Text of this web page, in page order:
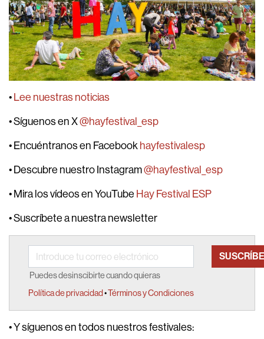
• Lee nuestras noticias
• Síguenos en X@hayfestival_esp
• Encuéntranos en Facebook hayfestivalesp
• Descubre nuestro Instagram@hayfestival_esp
• Mira los vídeos en YouTube Hay Festival ESP
• Suscríbete a nuestra newsletter
Puedes desinscibirte cuando quieras
Política de privacidad •Términos y Condiciones
• Y síguenos en todos nuestros festivales: